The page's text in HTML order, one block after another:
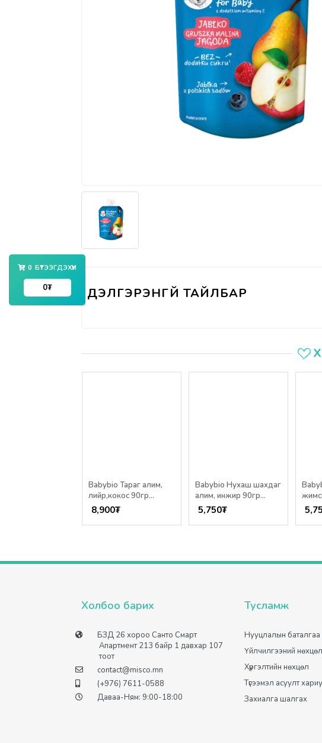
Babybio Тараг алим,
лийр,кокос 90гр
/6+сар/
8,900₮
Babybio Нухаш шахдаг
алим, инжир 90гр
/6+сар/
5,750₮
6+сар
Холбоо барих
БЗД 26 хороо Санто Смарт
Апартмент 213 байр 1 давхар 107
тоот
contact@misco.mn
(+976) 7611-0588
Даваа-Ням: 9:00-18:00
Тусламж
Нууцлалын баталгаа
Үйлчилгээний нөхцөл
Хүргэлтийн нөхцөл
Түгээмэл асуулт
Захиалга шалгах
0 БҮТЭЭГДЭХҮҮН
0₮